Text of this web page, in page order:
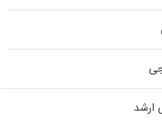
ارشد